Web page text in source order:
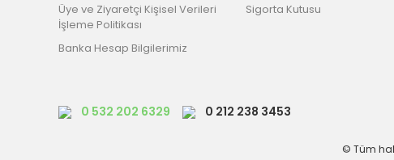
Üye ve Ziyaretçi Kişisel Verileri
İşleme Politikası
Banka Hesap Bilgilerimiz
Sigorta Kutusu
0 532 202 6329 0 212 238 3453
© Tüm